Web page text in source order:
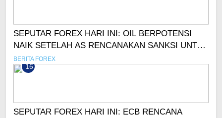
SEPUTAR FOREX HARI INI: OIL BERPOTENSI
NAIK SETELAH AS RENCANAKAN SANKSI UNTUK
RUSIA
BERITA FOREX
16
SEPUTAR FOREX HARI INI: ECB RENCANA